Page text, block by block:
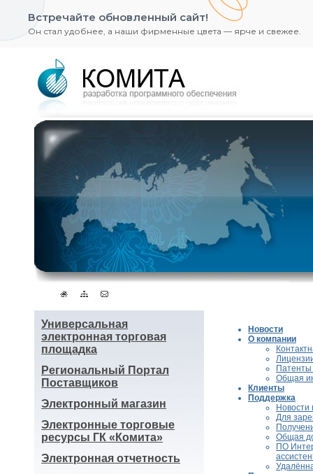
Встречайте обновленный сайт!
Он стал удобнее, а наши фирменные цвета — ярче и свежее.
Универсальная
электронная торговая
площадка
Региональный Портал
Поставщиков
Электронный магазин
Электронные торговые
ресурсы ГК «Комита»
Электронная отчетность
Новости
О компании
Патенты
Общая
Клиенты
Поддержка
Новости
Для
Общая
ПО